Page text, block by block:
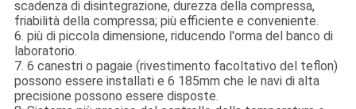
scadenza di disintegrazione, durezza della compressa,
friabilità della compressa; più efficiente e conveniente.
6. più di piccola dimensione, riducendo l'orma del banco di
laboratorio.
7. 6 canestri o pagaie (rivestimento facoltativo del teflon)
possono essere installati e 6 185mm che le navi di alta
precisione possono essere disposte.